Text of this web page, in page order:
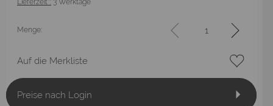
Lieferzeit*: 3 Werktage
Menge:
Auf die Merkliste
Preise nach Login